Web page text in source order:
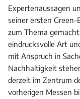
Expertenaussagen
seiner ersten Green-
zum Thema
eindrucksvolle Art
mit Anspruch in
Nachhaltigkeit
derzeit im Zentrum
vorherigen Messen